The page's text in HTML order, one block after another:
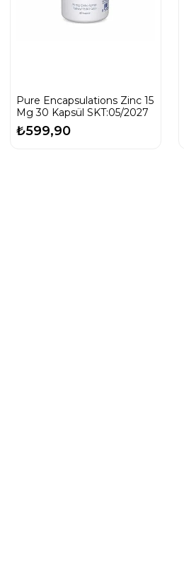
Pure Encapsulations Zinc 15
Mg 30 Kapsül SKT:05/2027
₺599,90